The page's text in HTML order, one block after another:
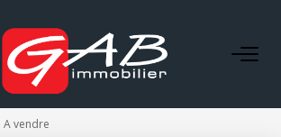
ACHETER
A vendre